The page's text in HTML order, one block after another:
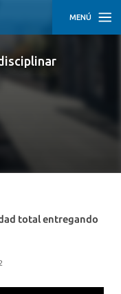
MENÚ
total entregando